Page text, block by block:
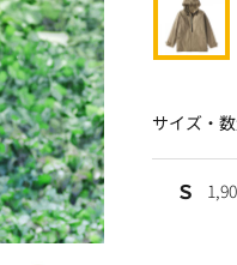
サイズ・
Ｓ